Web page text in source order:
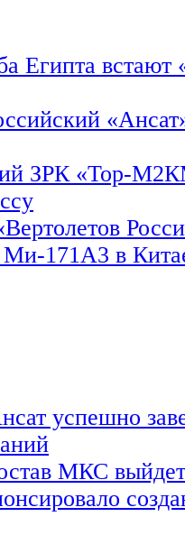
Египта встают
ЗРК «Тор-
Ми-171А3 в
успешно
МКС